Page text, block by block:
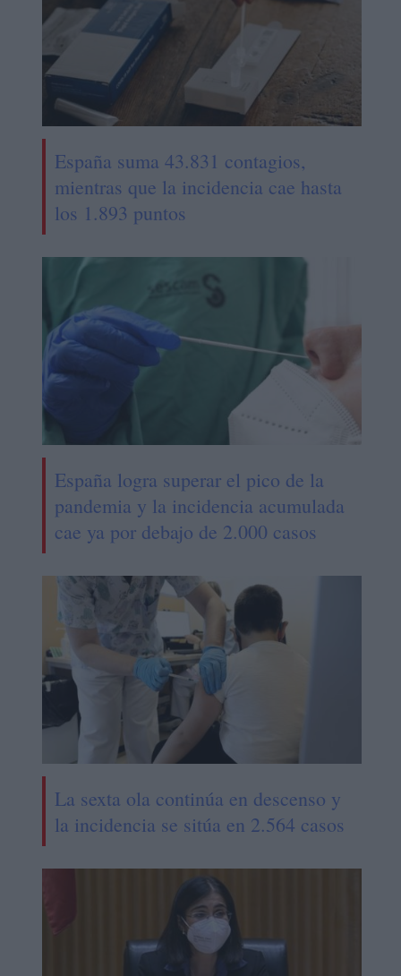
España suma 43.831 contagios,
mientras que la incidencia cae hasta
los 1.893 puntos
España logra superar el pico de la
pandemia y la incidencia acumulada
cae ya por debajo de 2.000 casos
La sexta ola continúa en descenso y
la incidencia se sitúa en 2.564 casos